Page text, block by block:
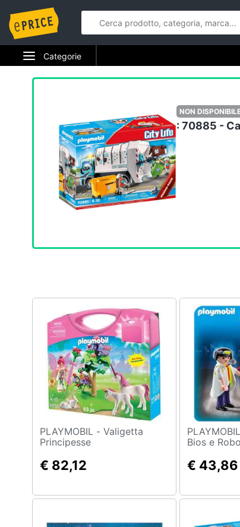
Categorie
Elettrodomestici
Telefonia
Tv e Home Cinema
Smart home
Videogiochi
Brico e Giardinaggio
Salute e igiene
Beauty
Giocattoli
Prima infanzia
NON
: 70885 -
PLAYMOBIL - Valigetta
Principesse
€ 82,12
PLAYMOBIL - 6844
Bios e
€ 43,86